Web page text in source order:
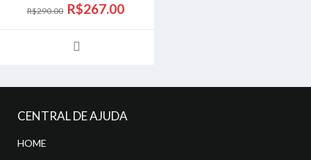
R$290.00 O
original
R$267.00
CENTRAL DE AJUDA
HOME